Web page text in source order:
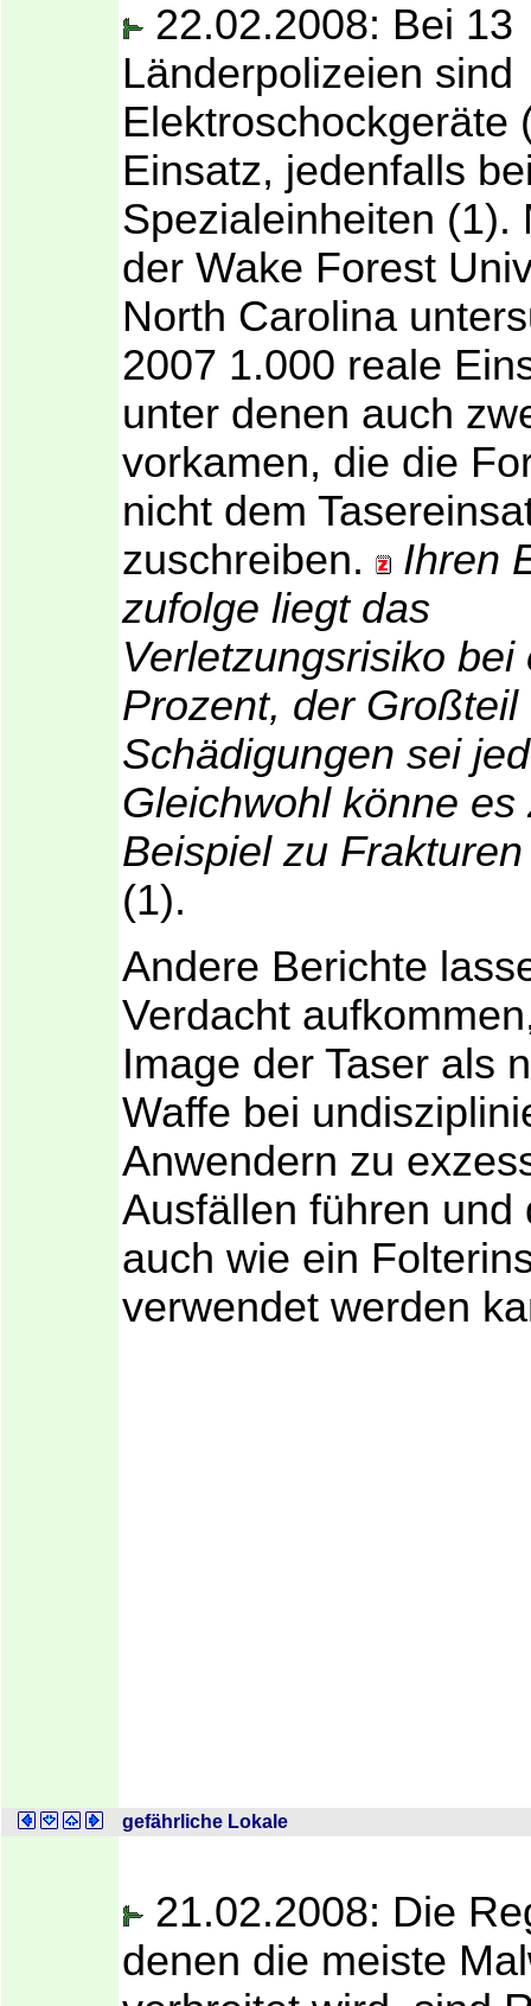
22.02.2008: Bei 13
Länderpolizeien sind
Elektroschockgeräte
Einsatz, jedenfalls
Spezialeinheiten (1).
der Wake Forest
North Carolina
2007 1.000 reale
unter denen auch
vorkamen, die die
nicht dem
zuschreiben.
Ihren
zufolge liegt das
Verletzungsrisiko bei
Prozent, der Großteil
Schädigungen sei
Gleichwohl könne es
Beispiel zu
(1).
Andere Berichte
Verdacht
Image der Taser als
Waffe bei
Anwendern zu
Ausfällen führen und
auch wie ein
verwendet werden
gefährliche Lokale
21.02.2008: Die
denen die meiste